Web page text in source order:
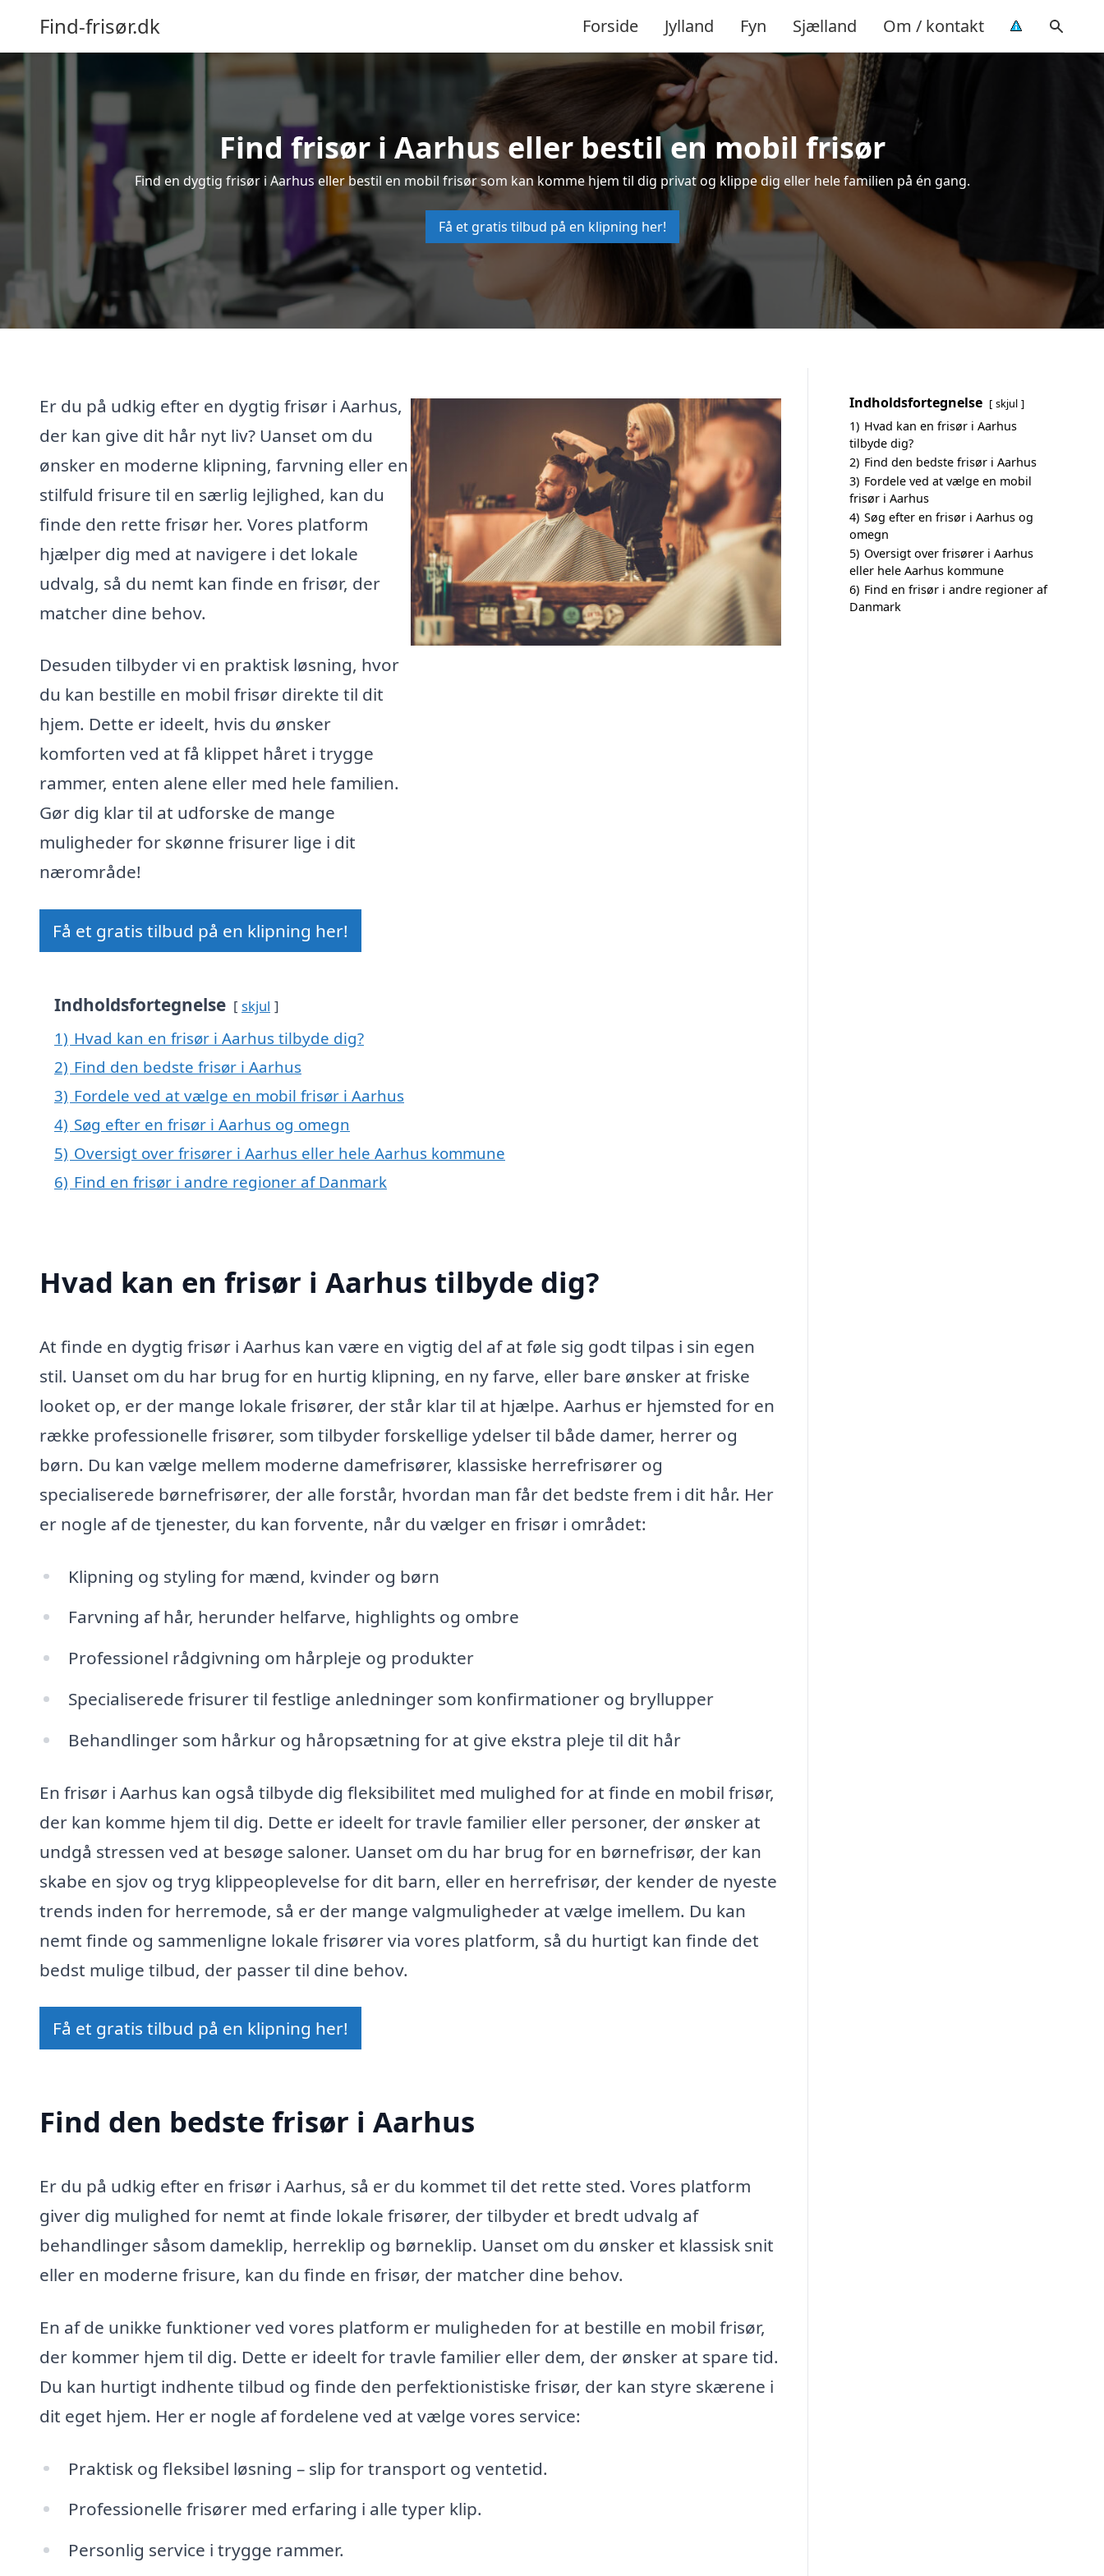
Find-frisør.dk Forside Jylland Fyn Sjælland Om / kontakt
Find frisør i Aarhus eller bestil en mobil frisør
Find en dygtig frisør i Aarhus eller bestil en mobil frisør som kan komme hjem til dig privat og klippe dig eller hele familien på én gang.
Få et gratis tilbud på en klipning her!
Er du på udkig efter en dygtig frisør i Aarhus,
der kan give dit hår nyt liv? Uanset om du
ønsker en moderne klipning, farvning eller en
stilfuld frisure til en særlig lejlighed, kan du
finde den rette frisør her. Vores platform
hjælper dig med at navigere i det lokale
udvalg, så du nemt kan finde en frisør, der
matcher dine behov.
Desuden tilbyder vi en praktisk løsning, hvor
du kan bestille en mobil frisør direkte til dit
hjem. Dette er ideelt, hvis du ønsker
komforten ved at få klippet håret i trygge
rammer, enten alene eller med hele familien.
Gør dig klar til at udforske de mange
muligheder for skønne frisurer lige i dit
nærområde!
Få et gratis tilbud på en klipning her!
Indholdsfortegnelse skjul
1) Hvad kan en frisør i Aarhus tilbyde dig?
2) Find den bedste frisør i Aarhus
3) Fordele ved at vælge en mobil frisør i Aarhus
4) Søg efter en frisør i Aarhus og omegn
5) Oversigt over frisører i Aarhus eller hele Aarhus kommune
6) Find en frisør i andre regioner af Danmark
Hvad kan en frisør i Aarhus tilbyde dig?
At finde en dygtig frisør i Aarhus kan være en vigtig del af at føle sig godt tilpas i sin egen
stil. Uanset om du har brug for en hurtig klipning, en ny farve, eller bare ønsker at friske
looket op, er der mange lokale frisører, der står klar til at hjælpe. Aarhus er hjemsted for en
række professionelle frisører, som tilbyder forskellige ydelser til både damer, herrer og
børn. Du kan vælge mellem moderne damefrisører, klassiske herrefrisører og
specialiserede børnefrisører, der alle forstår, hvordan man får det bedste frem i dit hår. Her
er nogle af de tjenester, du kan forvente, når du vælger en frisør i området:
Klipning og styling for mænd, kvinder og børn
Farvning af hår, herunder helfarve, highlights og ombre
Professionel rådgivning om hårpleje og produkter
Specialiserede frisurer til festlige anledninger som konfirmationer og bryllupper
Behandlinger som hårkur og håropsætning for at give ekstra pleje til dit hår
En frisør i Aarhus kan også tilbyde dig fleksibilitet med mulighed for at finde en mobil frisør,
der kan komme hjem til dig. Dette er ideelt for travle familier eller personer, der ønsker at
undgå stressen ved at besøge saloner. Uanset om du har brug for en børnefrisør, der kan
skabe en sjov og tryg klippeoplevelse for dit barn, eller en herrefrisør, der kender de nyeste
trends inden for herremode, så er der mange valgmuligheder at vælge imellem. Du kan
nemt finde og sammenligne lokale frisører via vores platform, så du hurtigt kan finde det
bedst mulige tilbud, der passer til dine behov.
Få et gratis tilbud på en klipning her!
Find den bedste frisør i Aarhus
Er du på udkig efter en frisør i Aarhus, så er du kommet til det rette sted. Vores platform
giver dig mulighed for nemt at finde lokale frisører, der tilbyder et bredt udvalg af
behandlinger såsom dameklip, herreklip og børneklip. Uanset om du ønsker et klassisk snit
eller en moderne frisure, kan du finde en frisør, der matcher dine behov.
En af de unikke funktioner ved vores platform er muligheden for at bestille en mobil frisør,
der kommer hjem til dig. Dette er ideelt for travle familier eller dem, der ønsker at spare tid.
Du kan hurtigt indhente tilbud og finde den perfektionistiske frisør, der kan styre skærene i
dit eget hjem. Her er nogle af fordelene ved at vælge vores service:
Praktisk og fleksibel løsning – slip for transport og ventetid.
Professionelle frisører med erfaring i alle typer klip.
Personlig service i trygge rammer.
Indholdsfortegnelse skjul
1) Hvad kan en frisør i Aarhus
tilbyde dig?
2) Find den bedste frisør i Aarhus
3) Fordele ved at vælge en mobil
frisør i Aarhus
4) Søg efter en frisør i Aarhus og
omegn
5) Oversigt over frisører i Aarhus
eller hele Aarhus kommune
6) Find en frisør i andre regioner af
Danmark